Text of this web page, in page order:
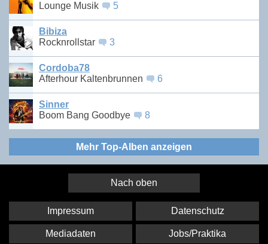
Lounge Musik
5
Bibiza
Rocknrollstar
3
Cordoba78
Afterhour Kaltenbrunnen
6
Sinner
Boom Bang Goodbye
8
Mehr Top-Alben anzeigen
Nach oben
Impressum Datenschutz
Mediadaten Jobs/Praktika